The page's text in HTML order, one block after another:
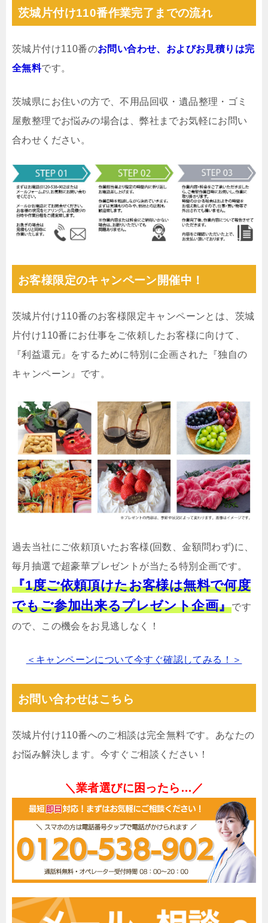
茨城片付け110番作業完了までの流れ
茨城片付け110番のお問い合わせ、およびお見積りは完
全無料です。
茨城県にお住いの方で、不用品回収・遺品整理・ゴミ
屋敷整理でお悩みの場合は、弊社までお気軽にお問い
合わせください。
お客様限定のキャンペーン開催中！
茨城片付け110番のお客様限定キャンペーンとは、茨城
片付け110番にお仕事をご依頼したお客様に向けて、
『利益還元』をするために特別に企画された『独自の
キャンペーン』です。
過去当社にご依頼頂いたお客様(回数、金額問わず)に、
毎月抽選で超豪華プレゼントが当たる特別企画です。
『1度ご依頼頂けたお客様は無料で何度
でもご参加出来るプレゼント企画』です
ので、この機会をお見逃しなく！
＜キャンペーンについて今すぐ確認してみる！＞
お問い合わせはこちら
茨城片付け110番へのご相談は完全無料です。あなたの
お悩み解決します。今すぐご相談ください！
＼業者選びに困ったら…／